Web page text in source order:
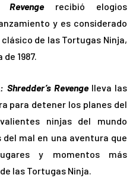
recibió elogios
y es considerado
de las Tortugas Ninja,
1987.
Revengelleva las
para detener los planes del
ninjas del mundo
mal en una aventura que
y momentos más
las Tortugas Ninja.